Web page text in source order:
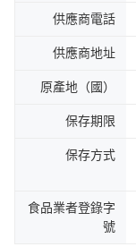
供應商電話
供應商地址
原產地（國）
保存期限
保存方式
食品業者登錄字
號